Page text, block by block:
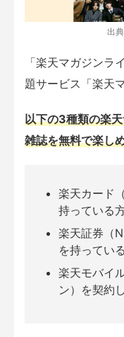
出
「楽天マガジンラ
題サービス「楽天
以下の3種類の楽
雑誌を無料で楽し
楽天カード
持っている
楽天証券（
を持ってい
楽天モバイ
ン）を契約